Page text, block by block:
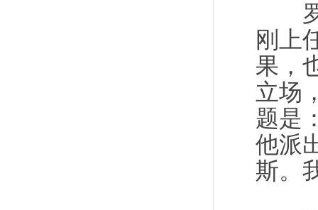
罗
刚上
果，
立场
题是
他派
斯。